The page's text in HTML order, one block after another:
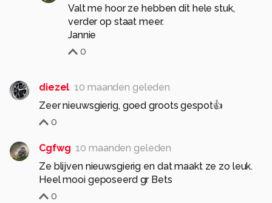
Valt me hoor ze hebben dit hele stuk,
verder op staat meer.
Jannie
0
diezel 10 maanden geleden
Zeer nieuwsgierig, goed groots gespot👍
0
Cgfwg 10 maanden geleden
Ze blijven nieuwsgierig en dat maakt ze zo leuk.
Heel mooi geposeerd gr Bets
0